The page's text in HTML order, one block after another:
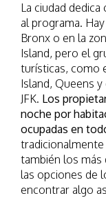
La ciudad
al programa.
Bronx o en la
Island, pero el
turísticas, como
Island, Queens
JFK. Los
noche por
ocupadas en
también los más
las opciones de
encontrar algo